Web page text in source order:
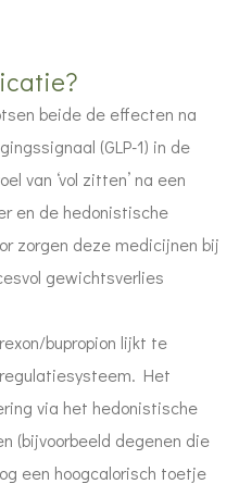
beide de effecten na
(GLP-1) in de
van ‘vol zitten’ na een
en de hedonistische
zorgen deze medicijnen bij
gewichtsverlies
bupropion lijkt te
Het
via het hedonistische
(bijvoorbeeld degenen die
een hoogcalorisch toetje